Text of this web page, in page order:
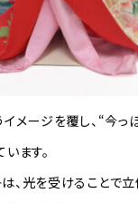
イメージを覆し、“今っ
ます。
、光を受けることで